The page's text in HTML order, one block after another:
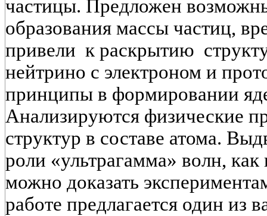
частицы. Предложен
образования массы частиц,
привели к раскрытию
нейтрино с электроном и
принципы в формировании
Анализируются физические
структур в составе атома.
роли «ультрагамма» волн, как
можно доказать
работе предлагается один из